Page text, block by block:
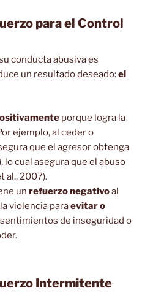
para el Control
conducta abusiva es
un resultado deseado:el
porque logra la
ejemplo, al ceder o
que el agresor obtenga
lo cual asegura que el abuso
al., 2007).
un refuerzo negativoal
violencia paraevitar o
de inseguridad o
Intermitente